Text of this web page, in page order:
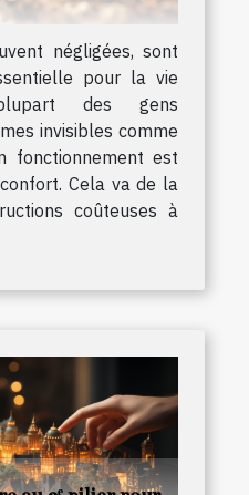
négligées, sont
pour la vie
des gens
invisibles comme
fonctionnement est
Cela va de la
coûteuses à